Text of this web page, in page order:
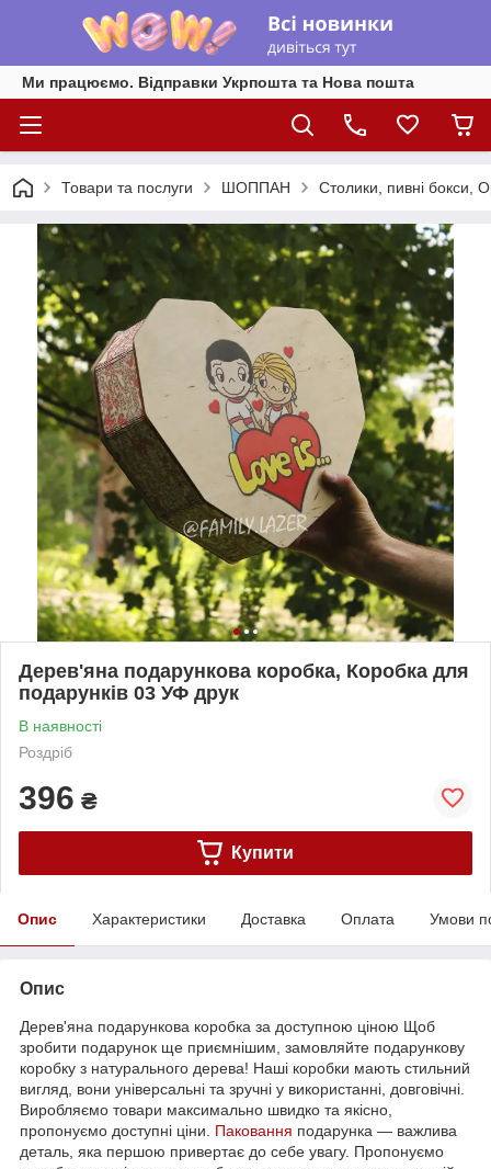
Ми працюємо. Відправки Укрпошта та Нова пошта
Товари та послуги ШОППАН Столики, пивні бокси,
Дерев'яна подарункова коробка, Коробка для
подарунків 03 УФ друк
В наявності
Роздріб
396 ₴
Купити
Опис Характеристики Доставка Оплата Умови
Опис
Дерев'яна подарункова коробка за доступною ціною Щоб
зробити подарунок ще приємнішим, замовляйте подарункову
коробку з натурального дерева! Наші коробки мають стильний
вигляд, вони універсальні та зручні у використанні, довговічні.
Виробляємо товари максимально швидко та якісно,
пропонуємо доступні ціни. Паковання подарунка — важлива
деталь, яка першою привертає до себе увагу. Пропонуємо